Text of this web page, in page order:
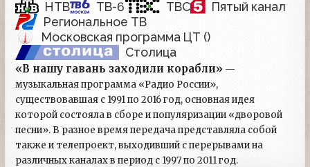
НТВ ТВ-6 ТВС
Пятый канал
Региональное ТВ
Московская программа ЦТ ()
Столица
«В нашу гавань заходили корабли» —
музыкальная программа «Радио России»,
существовавшая с 1991 по 2016 год, основная идея
которой состояла в сборе и популяризации «дворовой
песни». В разное время передача представляла собой
также и телепроект, выходивший с перерывами на
различных каналах в период с 1997 по 2011 год.